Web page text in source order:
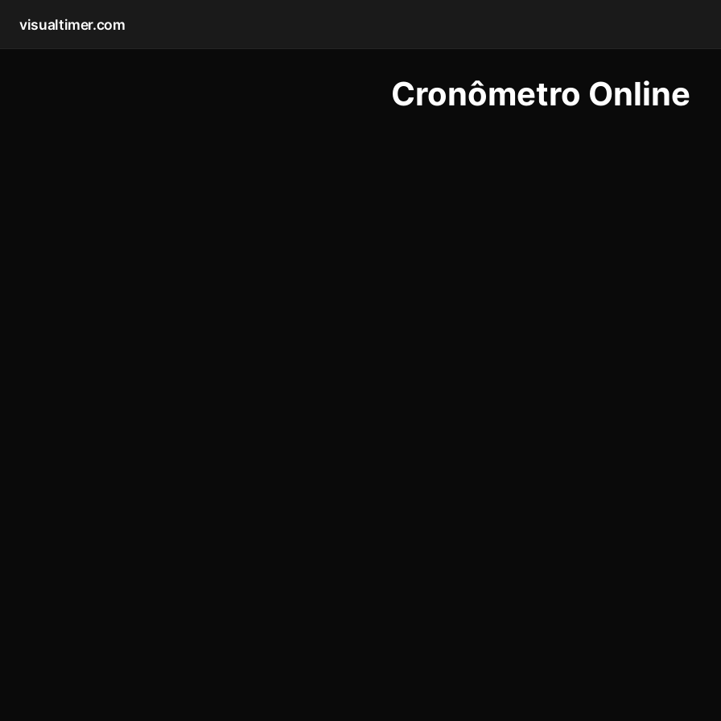
visualtimer.com
Cronômetro Online